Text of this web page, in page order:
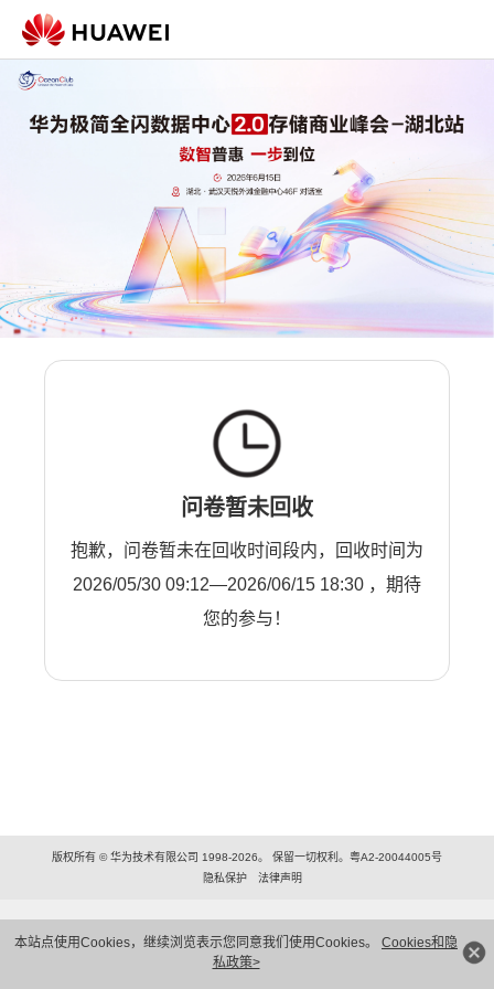
本站点使用Cookies，继续浏览表示您同意我们使用Cookies。 Cookies和隐
私政策>
问卷暂未回收
抱歉，问卷暂未在回收时间段内，回收时间为
2026/05/30 09:12—2026/06/15 18:30 ，期待
您的参与！
版权所有 © 华为技术有限公司 1998-2026。 保留一切权利。粤A2-20044005号
隐私保护
法律声明